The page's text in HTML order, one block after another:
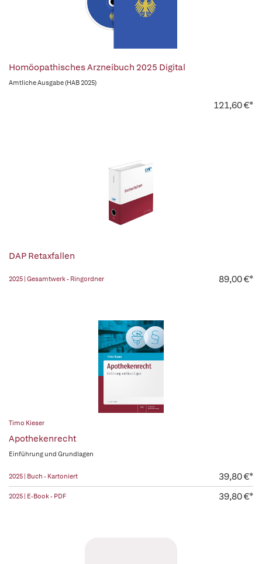
Homöopathisches Arzneibuch 2025 Digital
Amtliche Ausgabe (HAB 2025)
121,60 €*
DAP Retaxfallen
2025 | Gesamtwerk - Ringordner 89,00 €*
Timo Kieser
Apothekenrecht
Einführung und Grundlagen
2025 | Buch - Kartoniert 39,80 €*
2025 | E-Book - PDF 39,80 €*